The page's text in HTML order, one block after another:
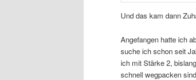
Und das kam dann
Angefangen hatte ich
suche ich schon seit
ich mit Stärke 2,
schnell wegpacken